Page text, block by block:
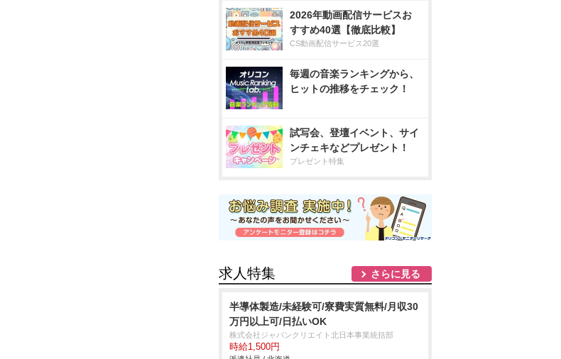
2026年動画配信サービスお
すすめ40選【徹底比較】
CS動画配信サービス20選
毎週の音楽ランキングから、
ヒットの推移をチェック！
試写会、登壇イベント、サイ
ンチェキなどプレゼント！
プレゼント特集
求人特集 さらに見る
半導体製造/未経験可/寮費実質無料/月収30
万円以上可/日払いOK
株式会社ジャパンクリエイト北日本事業統括部
時給1,500円